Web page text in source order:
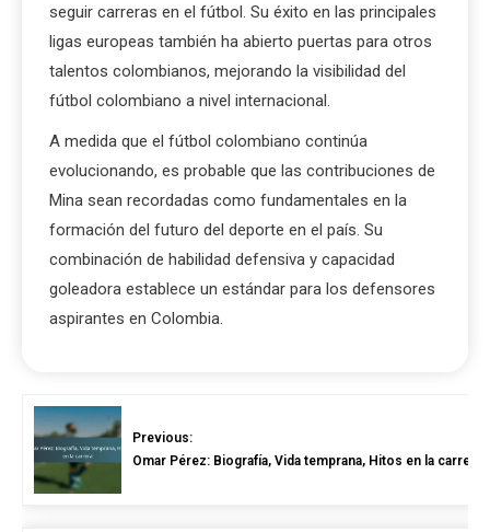
seguir carreras en el fútbol. Su éxito en las principales
ligas europeas también ha abierto puertas para otros
talentos colombianos, mejorando la visibilidad del
fútbol colombiano a nivel internacional.
A medida que el fútbol colombiano continúa
evolucionando, es probable que las contribuciones de
Mina sean recordadas como fundamentales en la
formación del futuro del deporte en el país. Su
combinación de habilidad defensiva y capacidad
goleadora establece un estándar para los defensores
aspirantes en Colombia.
Previous:
Omar Pérez: Biografía, Vida temprana, Hitos en la carrera